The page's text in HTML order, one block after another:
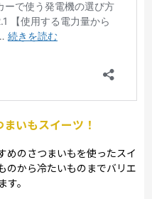
いもスイーツ！
めのさつまいもを使ったスイ
のから冷たいものまでバリエ
。